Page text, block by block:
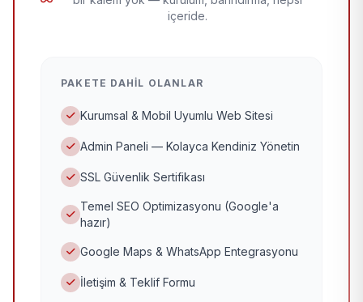
içeride.
PAKETE DAHIL OLANLAR
Kurumsal & Mobil Uyumlu Web Sitesi
Admin Paneli — Kolayca Kendiniz Yönetin
SSL Güvenlik Sertifikası
Temel SEO Optimizasyonu (Google'a
hazır)
Google Maps & WhatsApp Entegrasyonu
İletişim & Teklif Formu